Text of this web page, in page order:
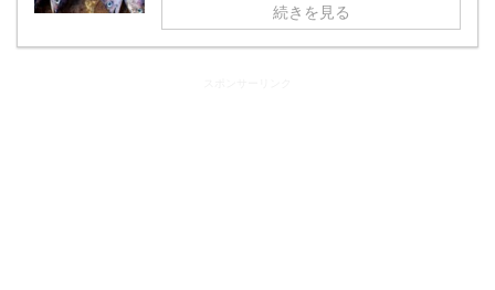
続きを見る